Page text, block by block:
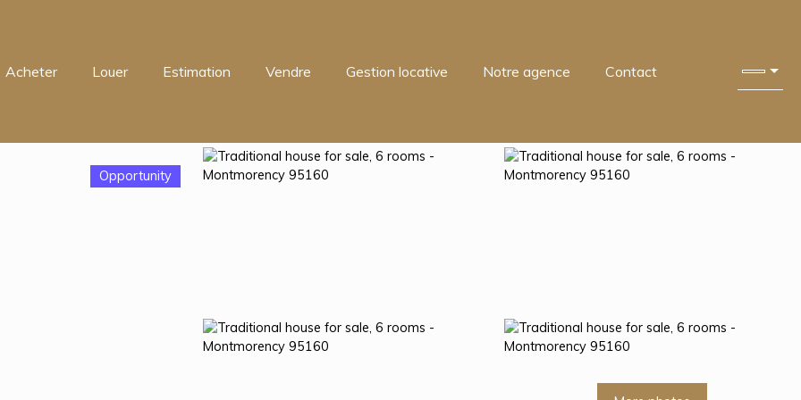
Acheter Louer Estimation Vendre Gestion locative Notre agence Contact
Opportunity